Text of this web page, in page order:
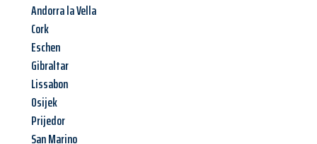
Andorra la Vella
Cork
Eschen
Gibraltar
Lissabon
Osijek
Prijedor
San Marino